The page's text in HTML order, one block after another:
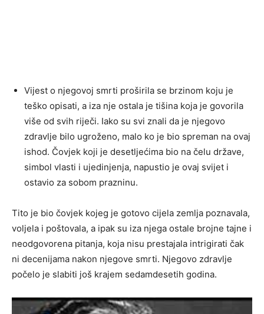
Vijest o njegovoj smrti proširila se brzinom koju je
teško opisati, a iza nje ostala je tišina koja je govorila
više od svih riječi. Iako su svi znali da je njegovo
zdravlje bilo ugroženo, malo ko je bio spreman na ovaj
ishod. Čovjek koji je desetljećima bio na čelu države,
simbol vlasti i ujedinjenja, napustio je ovaj svijet i
ostavio za sobom prazninu.
Tito je bio čovjek kojeg je gotovo cijela zemlja poznavala,
voljela i poštovala, a ipak su iza njega ostale brojne tajne i
neodgovorena pitanja, koja nisu prestajala intrigirati čak
ni decenijama nakon njegove smrti. Njegovo zdravlje
počelo je slabiti još krajem sedamdesetih godina.